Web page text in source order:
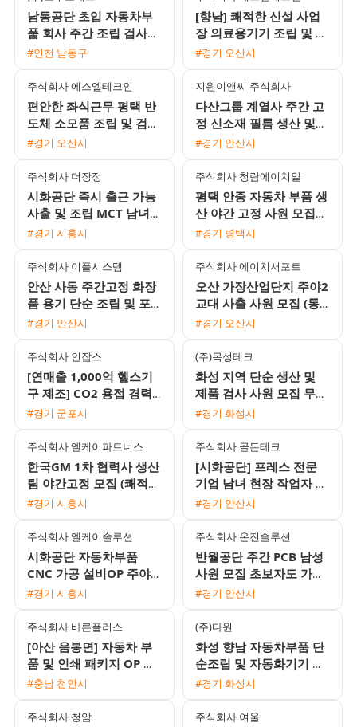
남동공단 초입 자동차부
품 회사 주간 조립 검사
도장 채용
#인천 남동구
[향남] 쾌적한 신설 사업
장 의료용기기 조립 및 검
사 사원 모집 (만근 상여
행)
#경기 오산시
주식회사 에스엘테크인
편안한 좌식근무 평택 반
도체 소모품 조립 및 검사
주간고정 채용 상여120%
#경기 오산시
지원이앤씨 주식회사
다산그룹 계열사 주간 고
정 신소재 필름 생산 및
설비 조작원 모집 무료 사
#경기 안산시
주식회사 더장정
시화공단 즉시 출근 가능
사출 및 조립 MCT 남녀
생산직 채용
#경기 시흥시
주식회사 청람에이치알
평택 안중 자동차 부품 생
산 야간 고정 사원 모집
월 400만원 이상 가능
#경기 평택시
주식회사 이플시스템
안산 사동 주간고정 화장
품 용기 단순 조립 및 포
장 사원 모집 일급 주급
#경기 안산시
주식회사 에이치서포트
오산 가장산업단지 주야2
교대 사출 사원 모집 (통
근버스 운행 및 제수당 지
#경기 오산시
주식회사 인잡스
[연매출 1,000억 헬스기
구 제조] CO2 용접 경력
기사 모집 (일 16만원 / 장
#경기 군포시
(주)목성테크
화성 지역 단순 생산 및
제품 검사 사원 모집 무료
기숙사와 식사 제공
#경기 화성시
주식회사 엘케이파트너스
한국GM 1차 협력사 생산
팀 야간고정 모집 (쾌적한
환경/통근버스 운행)
#경기 시흥시
주식회사 골든테크
[시화공단] 프레스 전문
기업 남녀 현장 작업자 모
집 (초보 가능)
#경기 안산시
주식회사 엘케이솔루션
시화공단 자동차부품
CNC 가공 설비OP 주야2
교대 모집 (매년 시급 인
#경기 시흥시
주식회사 온진솔루션
반월공단 주간 PCB 남성
사원 모집 초보자도 가능
한 쉬운 단순 작업
#경기 안산시
주식회사 바른플러스
[아산 음봉면] 자동차 부
품 및 인쇄 패키지 OP 검
사 포장 사원 모집
#충남 천안시
(주)다원
화성 향남 자동차부품 단
순조립 및 자동화기기 조
작원 모집 주간고정 유류
#경기 화성시
주식회사 청암 주식회사 여울